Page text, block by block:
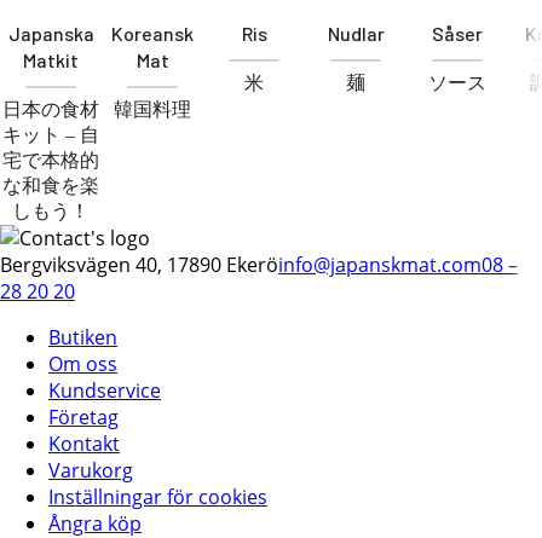
Japanska
Matkit
日本の食材
キット – 自
宅で本格的
な和食を楽
しもう！
Koreansk
Mat
韓国料理
Ris
米
Nudlar
麺
Såser
ソース
Bergviksvägen 40, 17890 Ekeröinfo@japanskmat.com08 –
28 20 20
Butiken
Om oss
Kundservice
Företag
Kontakt
Varukorg
Inställningar för cookies
Ångra köp